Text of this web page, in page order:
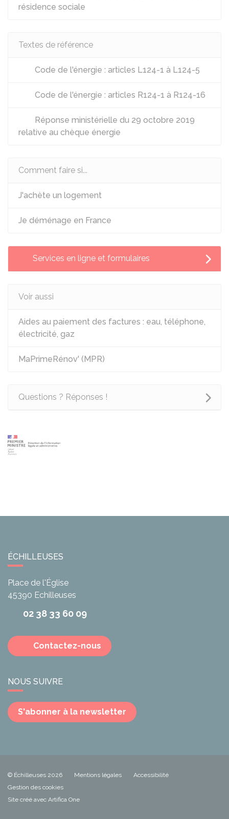
résidence sociale
Textes de référence
Code de l'énergie : articles L124-1 à L124-5
Code de l'énergie : articles R124-1 à R124-16
Réponse ministérielle du 29 octobre 2019
relative au chèque énergie
Comment faire si...
J'achète un logement
Je déménage en France
Services en ligne et formulaires
Voir aussi
Aides au paiement des factures : eau, téléphone,
électricité, gaz
MaPrimeRénov' (MPR)
Questions ? Réponses !
ÉCHILLEUSES
Place de l'Église
45390 Echilleuses
02 38 33 60 09
Contactez-nous
NOUS SUIVRE
S'abonner à la newsletter
© Échilleuses 2026 Mentions légales
Accessibilité
Gestion des cookies
Site créé avec Artifica One